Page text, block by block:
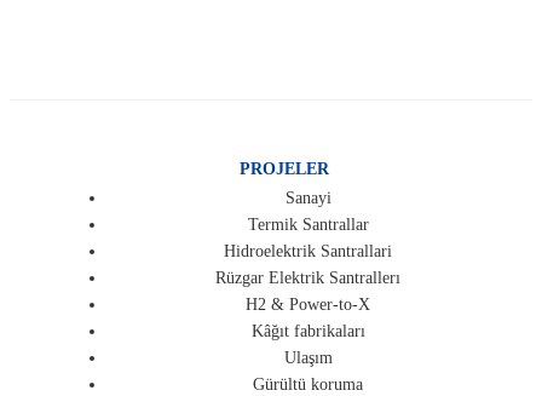
PROJELER
Sanayi
Termik Santrallar
Hidroelektrik Santrallari
Rüzgar Elektrik Santrallerı
H2 & Power-to-X
Kâğıt fabrikaları
Ulaşım
Gürültü koruma